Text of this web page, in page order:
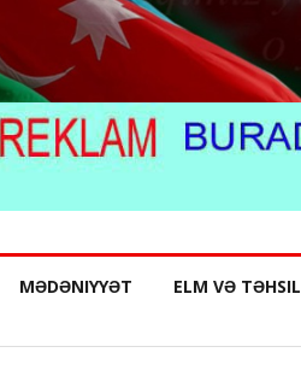
MƏDƏNIYYƏT ELM VƏ TƏHSIL